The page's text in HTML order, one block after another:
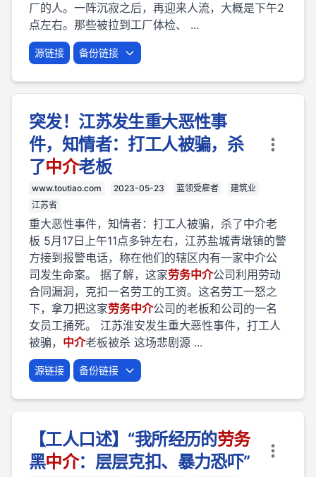
厂的人。一阵沉寂之后，再迎来人流，大概是下午2
点左右。那些被拉到工厂体检、 ...
源链接 备份链接
突发！江苏发生重大恶性事
件，知情者：打工人被骗，杀
了中介老板
www.toutiao.com 2023-05-23 蓝领受雇者
建筑业
江苏省
重大恶性事件，知情者：打工人被骗，杀了中介老
板 5月17日上午11点多钟左右，江苏盐城青墩镇的警
方接到报警电话，称在他们的辖区内有一家中介公
司发生命案。 据了解，这家劳务中介公司利用劳动
合同漏洞，克扣一名劳工的工资。这名劳工一怒之
下，拿刀把这家劳务中介公司的老板和公司的一名
女员工捅死。 江苏淮安发生重大恶性事件，打工人
被骗， 中介老板被杀 这场悲剧源 ...
源链接 备份链接
【工人口述】“我所经历的劳务
黑中介：层层克扣、暴力恐吓”